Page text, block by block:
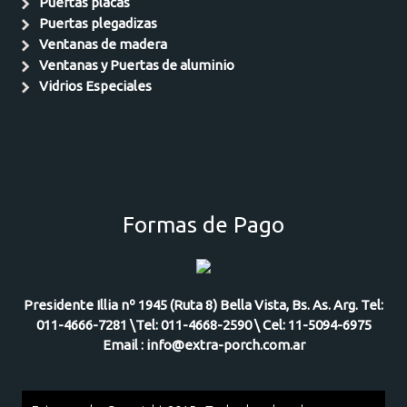
Puertas plegadizas
Ventanas de madera
Ventanas y Puertas de aluminio
Vidrios Especiales
Formas de Pago
Presidente Illia nº 1945 (Ruta 8) Bella Vista, Bs. As. Arg. Tel:
011-4666-7281 \Tel: 011-4668-2590 \ Cel: 11-5094-6975
Email : info@extra-porch.com.ar